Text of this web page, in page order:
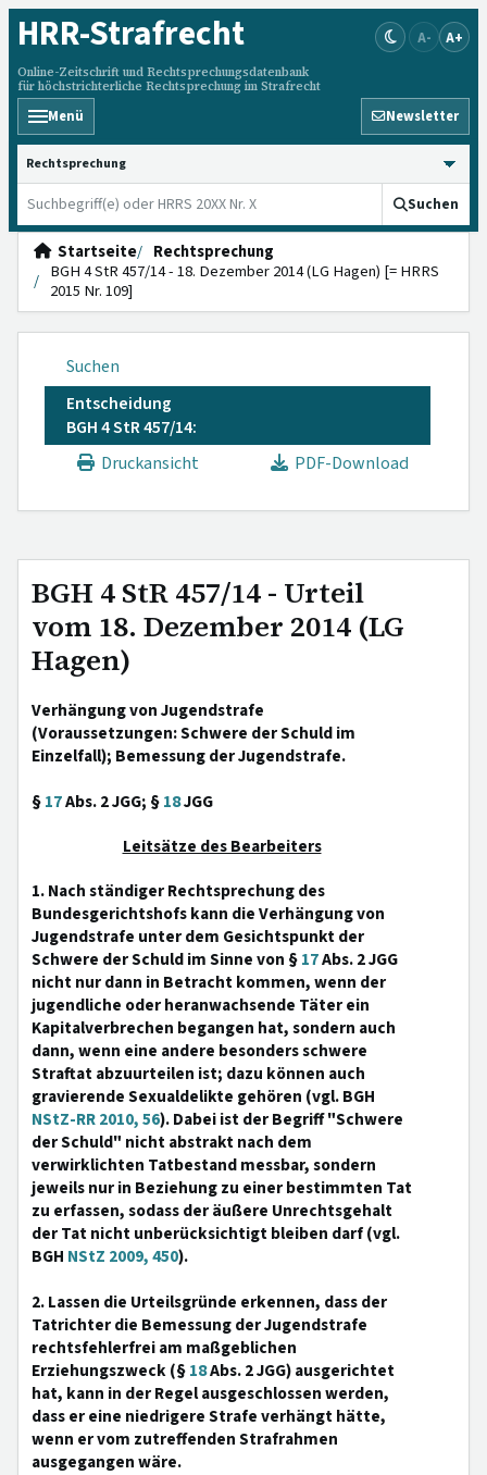
HRR-Strafrecht
Online-Zeitschrift und Rechtsprechungsdatenbank
für höchstrichterliche Rechtsprechung im Strafrecht
A- A+
Menü Newsletter
HRRS durchsuchen
Suchen
Startseite
Rechtsprechung
BGH 4 StR 457/14 - 18. Dezember 2014 (LG Hagen) [= HRRS
2015 Nr. 109]
Suchen
Entscheidung
BGH 4 StR 457/14:
Druckansicht
PDF-Download
BGH 4 StR 457/14 - Urteil
vom 18. Dezember 2014 (LG
Hagen)
Verhängung von Jugendstrafe
(Voraussetzungen: Schwere der Schuld im
Einzelfall); Bemessung der Jugendstrafe.
§17Abs. 2 JGG; §18JGG
Leitsätze des Bearbeiters
1. Nach ständiger Rechtsprechung des
Bundesgerichtshofs kann die Verhängung von
Jugendstrafe unter dem Gesichtspunkt der
Schwere der Schuld im Sinne von §17Abs. 2 JGG
nicht nur dann in Betracht kommen, wenn der
jugendliche oder heranwachsende Täter ein
Kapitalverbrechen begangen hat, sondern auch
dann, wenn eine andere besonders schwere
Straftat abzuurteilen ist; dazu können auch
gravierende Sexualdelikte gehören (vgl. BGH
NStZ-RR 2010, 56). Dabei ist der Begriff "Schwere
der Schuld" nicht abstrakt nach dem
verwirklichten Tatbestand messbar, sondern
jeweils nur in Beziehung zu einer bestimmten Tat
zu erfassen, sodass der äußere Unrechtsgehalt
der Tat nicht unberücksichtigt bleiben darf (vgl.
BGH NStZ 2009, 450).
2. Lassen die Urteilsgründe erkennen, dass der
Tatrichter die Bemessung der Jugendstrafe
rechtsfehlerfrei am maßgeblichen
Erziehungszweck (§18Abs. 2 JGG) ausgerichtet
hat, kann in der Regel ausgeschlossen werden,
dass er eine niedrigere Strafe verhängt hätte,
wenn er vom zutreffenden Strafrahmen
ausgegangen wäre.